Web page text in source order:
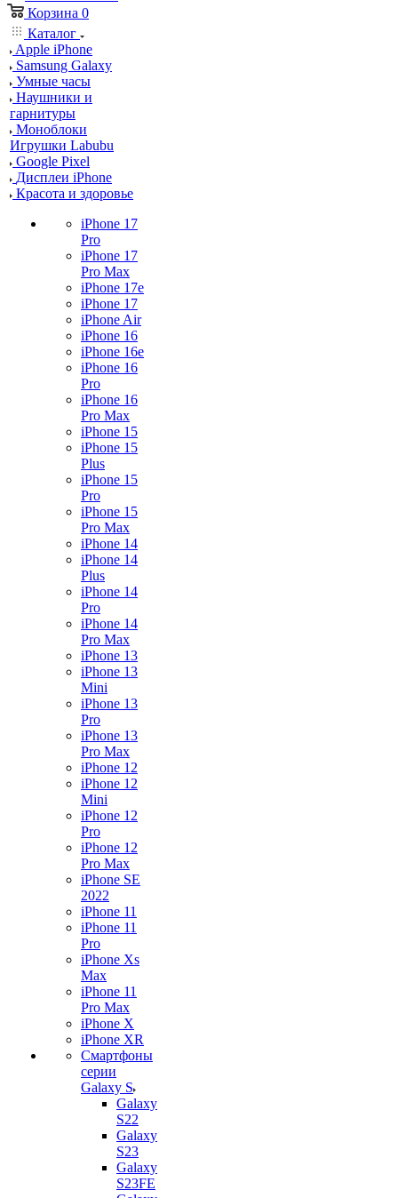
Корзина 0
Каталог
Apple iPhone
Samsung Galaxy
Умные часы
Наушники и
гарнитуры
Моноблоки
Игрушки Labubu
Google Pixel
Дисплеи iPhone
Красота и здоровье
iPhone 17
Pro
iPhone 17
Pro Max
iPhone 17e
iPhone 17
iPhone Air
iPhone 16
iPhone 16e
iPhone 16
Pro
iPhone 16
Pro Max
iPhone 15
iPhone 15
Plus
iPhone 15
Pro
iPhone 15
Pro Max
iPhone 14
iPhone 14
Plus
iPhone 14
Pro
iPhone 14
Pro Max
iPhone 13
iPhone 13
Mini
iPhone 13
Pro
iPhone 13
Pro Max
iPhone 12
iPhone 12
Mini
iPhone 12
Pro
iPhone 12
Pro Max
iPhone SE
2022
iPhone 11
iPhone 11
Pro
iPhone Xs
Max
iPhone 11
Pro Max
iPhone X
iPhone XR
Смартфоны
серии
Galaxy S
Galaxy
S22
Galaxy
S23
Galaxy
S23FE